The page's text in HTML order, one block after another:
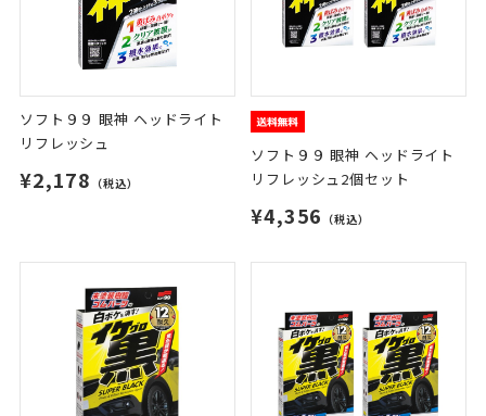
ソフト９９ 眼神 ヘッドライト
リフレッシュ
¥2,178 （税込）
ソフト９９ 眼神 ヘッドライト
リフレッシュ2個セット
¥4,356 （税込）